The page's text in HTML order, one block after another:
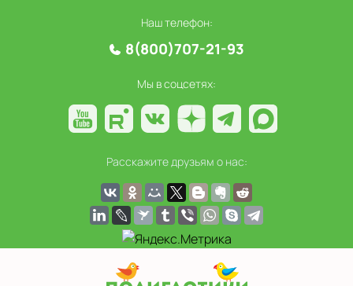
Наш телефон:
8(800)707-21-93
Мы в соцсетях:
Расскажите друзьям о нас: